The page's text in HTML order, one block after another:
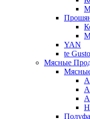
YAN
te Gusto
Мясные